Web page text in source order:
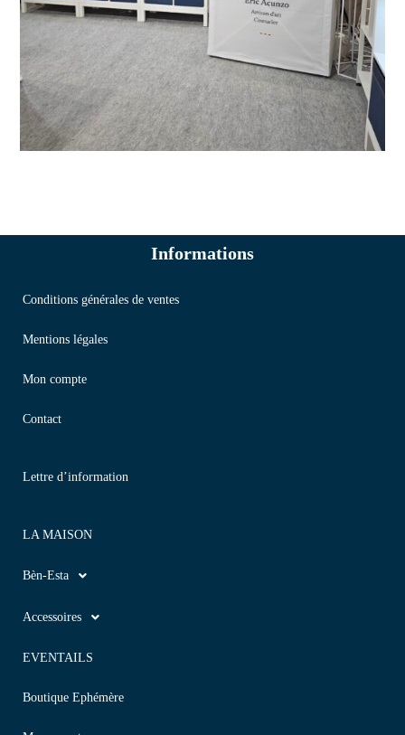
Informations
Conditions générales de ventes
Mentions légales
Mon compte
Contact
Lettre d’information
LA MAISON
Bèn-Esta
Accessoires
EVENTAILS
Boutique Ephémère